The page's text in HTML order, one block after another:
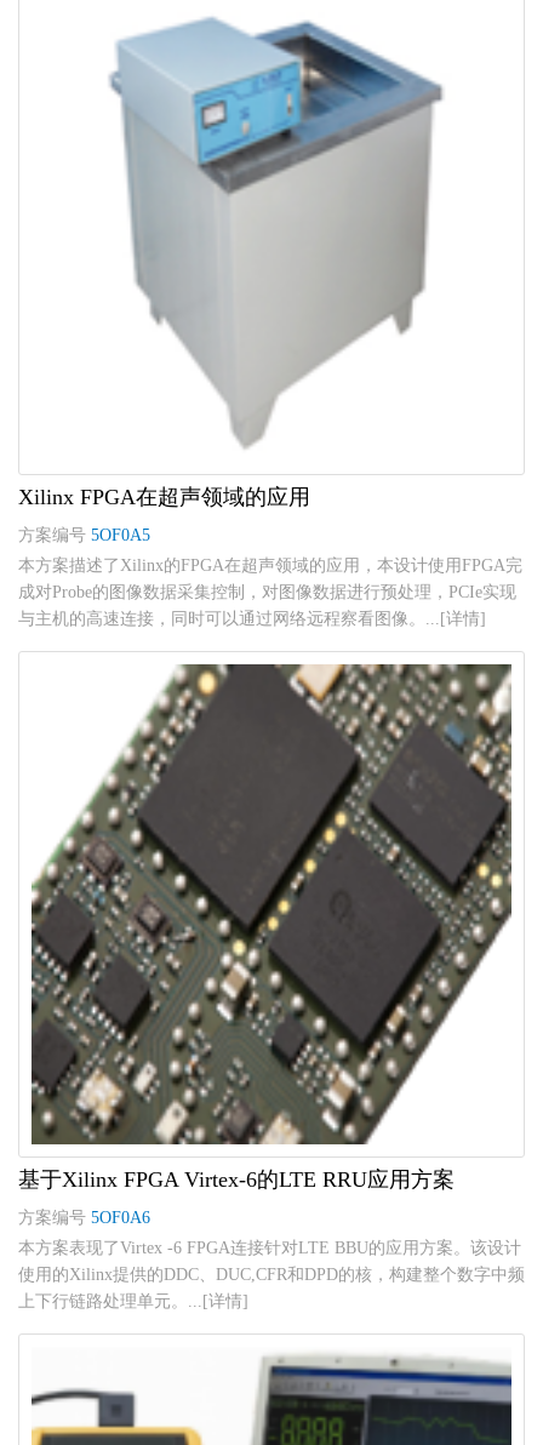
Xilinx FPGA在超声领域的应用
方案编号 5OF0A5
本方案描述了Xilinx的FPGA在超声领域的应用，本设计使用FPGA完
成对Probe的图像数据采集控制，对图像数据进行预处理，PCIe实现
与主机的高速连接，同时可以通过网络远程察看图像。...[详情]
基于Xilinx FPGA Virtex-6的LTE RRU应用方案
方案编号 5OF0A6
本方案表现了Virtex -6 FPGA连接针对LTE BBU的应用方案。该设计
使用的Xilinx提供的DDC、DUC,CFR和DPD的核，构建整个数字中频
上下行链路处理单元。...[详情]